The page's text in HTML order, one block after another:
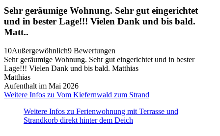
Sehr geräumige Wohnung. Sehr gut eingerichtet
und in bester Lage!!! Vielen Dank und bis bald.
Matt..
10Außergewöhnlich9 Bewertungen
Sehr geräumige Wohnung. Sehr gut eingerichtet und in bester
Lage!!! Vielen Dank und bis bald. Matthias
Matthias
Aufenthalt im Mai 2026
Weitere Infos zu Vom Kiefernwald zum Strand
Weitere Infos zu Ferienwohnung mit Terrasse und
Strandkorb direkt hinter dem Deich